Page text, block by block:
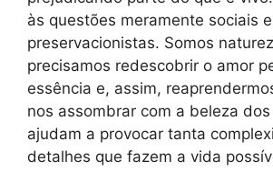
às questões meramente sociais
preservacionistas. Somos
precisamos redescobrir o amor
essência e, assim,
nos assombrar com a beleza
ajudam a provocar tanta
detalhes que fazem a vida